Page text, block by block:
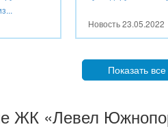
Новость23.05.2022
Показать
ЖК «Левел